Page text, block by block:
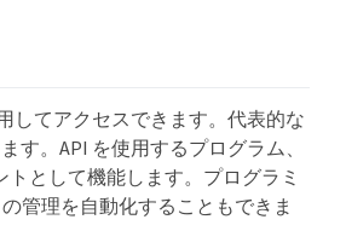
してアクセスできます。代表的な
す。API を使用するプログラム、
トとして機能します。プログラミ
管理を自動化することもできま